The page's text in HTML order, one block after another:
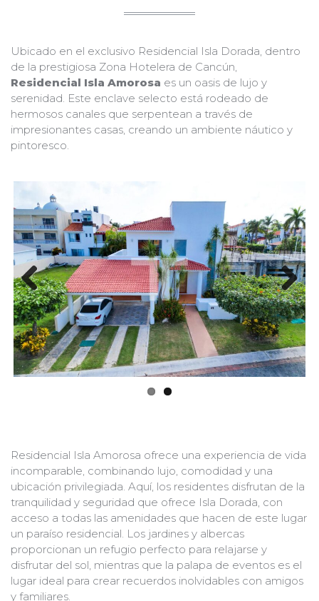
Ubicado en el exclusivo Residencial Isla Dorada, dentro
de la prestigiosa Zona Hotelera de Cancún,
Residencial Isla Amorosa es un oasis de lujo y
serenidad. Este enclave selecto está rodeado de
hermosos canales que serpentean a través de
impresionantes casas, creando un ambiente náutico y
pintoresco.
Previous Next
Residencial Isla Amorosa ofrece una experiencia de vida
incomparable, combinando lujo, comodidad y una
ubicación privilegiada. Aquí, los residentes disfrutan de la
tranquilidad y seguridad que ofrece Isla Dorada, con
acceso a todas las amenidades que hacen de este lugar
un paraíso residencial. Los jardines y albercas
proporcionan un refugio perfecto para relajarse y
disfrutar del sol, mientras que la palapa de eventos es el
lugar ideal para crear recuerdos inolvidables con amigos
y familiares.